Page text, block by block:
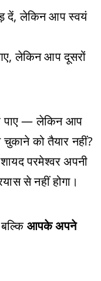
दें, लेकिन आप स्वयं
लेकिन आप दूसरों
पाए — लेकिन आप
को तैयार नहीं?
परमेश्वर अपनी
से नहीं होगा।
आपके अपने